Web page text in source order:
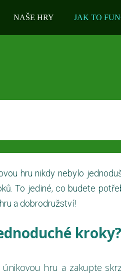
NAŠE HRY JAK TO
hru nikdy nebylo
To jediné, co budete
a dobrodružství!
kroky?
hru a zakupte